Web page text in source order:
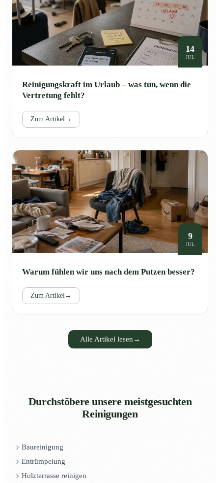
14
JUL
Reinigungskraft im Urlaub – was tun, wenn die
Vertretung fehlt?
Zum Artikel→
9
JUL
Warum fühlen wir uns nach dem Putzen besser?
Zum Artikel→
Alle Artikel lesen →
Durchstöbere unsere meistgesuchten
Reinigungen
Baureinigung
Entrümpelung
Holzterrasse reinigen